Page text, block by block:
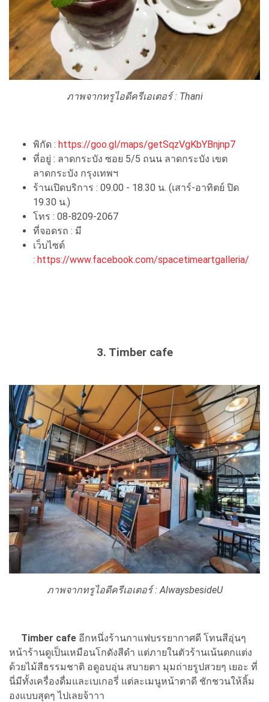
ภาพจากทรูไอดีครีเอเตอร์ : Thani
พิกัด : https://goo.gl/maps/getSqzVgKbYBnjnp7
ที่อยู่ : ลาดกระบัง ซอย 5/5 ถนน ลาดกระบัง เขต
ลาดกระบัง กรุงเทพฯ
ร้านเปิดบริการ : 09.00 - 18.30 น. (เสาร์-อาทิตย์ ปิด
19.30 น.)
โทร : 08-8209-2067
ที่จอดรถ : มี
เว็บไซต์
: https://www.facebook.com/spacetimeartgalleria/
3. Timber cafe
ภาพจากทรูไอดีครีเอเตอร์ : AlwaysbesideU
Timber cafe อีกหนึ่งร้านกาแฟบรรยากาศดี โทนสีอุ่นๆ
หน้าร้านดูเป็นเหมือนโกดังสีดำ แต่ภายในตัวร้านเน้นตกแต่ง
ด้วยไม้สีธรรมชาติ อดูอบอุ่น สบายตา มุมถ่ายรูปสวยๆ เยอะ ที่
นี่มีทั้งเครื่องดื่มและเบเกอรี่ แต่ละเมนูหน้าตาดี ชักชวนให้ลิ้ม
องแบบสุดๆ ไปเลยจ้าาา